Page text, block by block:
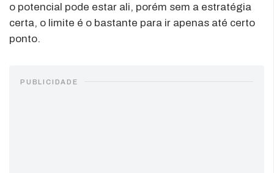
o potencial pode estar ali, porém sem a estratégia
certa, o limite é o bastante para ir apenas até certo
ponto.
PUBLICIDADE